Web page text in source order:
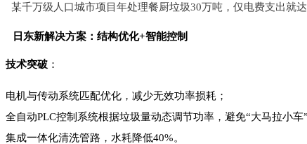
某千万级人口城市项目年处理餐厨垃圾30万吨，仅电费支出就
日东新解决方案：结构优化+智能控制
技术突破 ：
电机与传动系统匹配优化，减少无效功率损耗；
全自动PLC控制系统根据垃圾量动态调节功率，避免“大马拉小车”
集成一体化清洗管路，水耗降低40%。